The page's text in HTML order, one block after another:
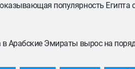
популярность Египта
в Арабские Эмираты вырос на